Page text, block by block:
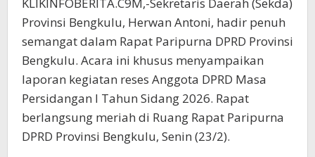
KLIKINFOBERITA.C9M,-Sekretaris Daerah (Sekda)
Provinsi Bengkulu, Herwan Antoni, hadir penuh
semangat dalam Rapat Paripurna DPRD Provinsi
Bengkulu. Acara ini khusus menyampaikan
laporan kegiatan reses Anggota DPRD Masa
Persidangan I Tahun Sidang 2026. Rapat
berlangsung meriah di Ruang Rapat Paripurna
DPRD Provinsi Bengkulu, Senin (23/2).